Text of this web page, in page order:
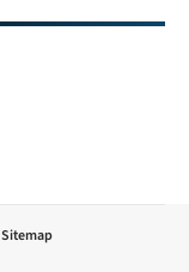
Sitemap